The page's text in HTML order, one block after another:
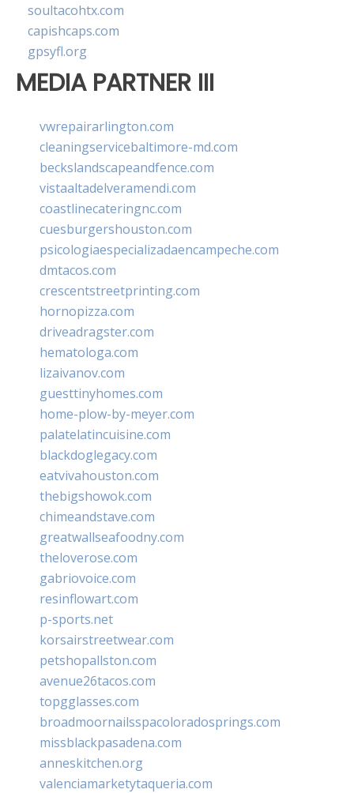
soultacohtx.com
capishcaps.com
gpsyfl.org
MEDIA PARTNER III
vwrepairarlington.com
cleaningservicebaltimore-md.com
beckslandscapeandfence.com
vistaaltadelveramendi.com
coastlinecateringnc.com
cuesburgershouston.com
psicologiaespecializadaencampeche.com
dmtacos.com
crescentstreetprinting.com
hornopizza.com
driveadragster.com
hematologa.com
lizaivanov.com
guesttinyhomes.com
home-plow-by-meyer.com
palatelatincuisine.com
blackdoglegacy.com
eatvivahouston.com
thebigshowok.com
chimeandstave.com
greatwallseafoodny.com
theloverose.com
gabriovoice.com
resinflowart.com
p-sports.net
korsairstreetwear.com
petshopallston.com
avenue26tacos.com
topgglasses.com
broadmoornailsspacoloradosprings.com
missblackpasadena.com
anneskitchen.org
valenciamarketytaqueria.com